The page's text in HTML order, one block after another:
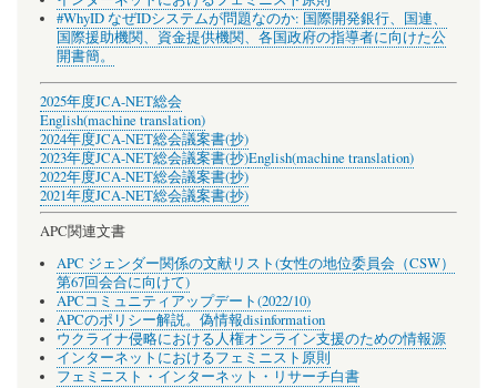
#WhyID なぜIDシステムが問題なのか: 国際開発銀行、国連、
国際援助機関、資金提供機関、各国政府の指導者に向けた公
開書簡。
2025年度JCA-NET総会
English(machine translation)
2024年度JCA-NET総会議案書(抄)
2023年度JCA-NET総会議案書(抄)English(machine translation)
2022年度JCA-NET総会議案書(抄)
2021年度JCA-NET総会議案書(抄)
APC関連文書
APC ジェンダー関係の文献リスト(女性の地位委員会（CSW）
第67回会合に向けて)
APCコミュニティアップデート(2022/10)
APCのポリシー解説。偽情報disinformation
ウクライナ侵略における人権オンライン支援のための情報源
インターネットにおけるフェミニスト原則
フェミニスト・インターネット・リサーチ白書